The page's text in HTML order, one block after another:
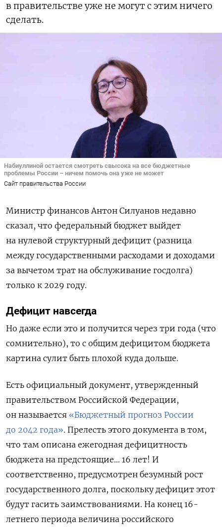
в правительстве уже не могут с этим ничего
сделать.
Набиуллиной остается смотреть свысока на все бюджетные
проблемы России – ничем помочь она уже не может
Сайт правительства России
Министр финансов Антон Силуанов недавно
сказал, что федеральный бюджет выйдет
на нулевой структурный дефицит (разница
между государственными расходами и доходами
за вычетом трат на обслуживание госдолга)
только к 2029 году.
Дефицит навсегда
Но даже если это и получится через три года (что
сомнительно), то с общим дефицитом бюджета
картина сулит быть плохой куда дольше.
Есть официальный документ, утвержденный
правительством Российской Федерации,
он называется «Бюджетный прогноз России
до 2042 года». Прелесть этого документа в том,
что там описана ежегодная дефицитность
бюджета на предстоящие… 16 лет! И
соответственно, предусмотрен безумный рост
государственного долга, поскольку дефицит этот
будут гасить заимствованиями. На конец 16-
летнего периода величина российского